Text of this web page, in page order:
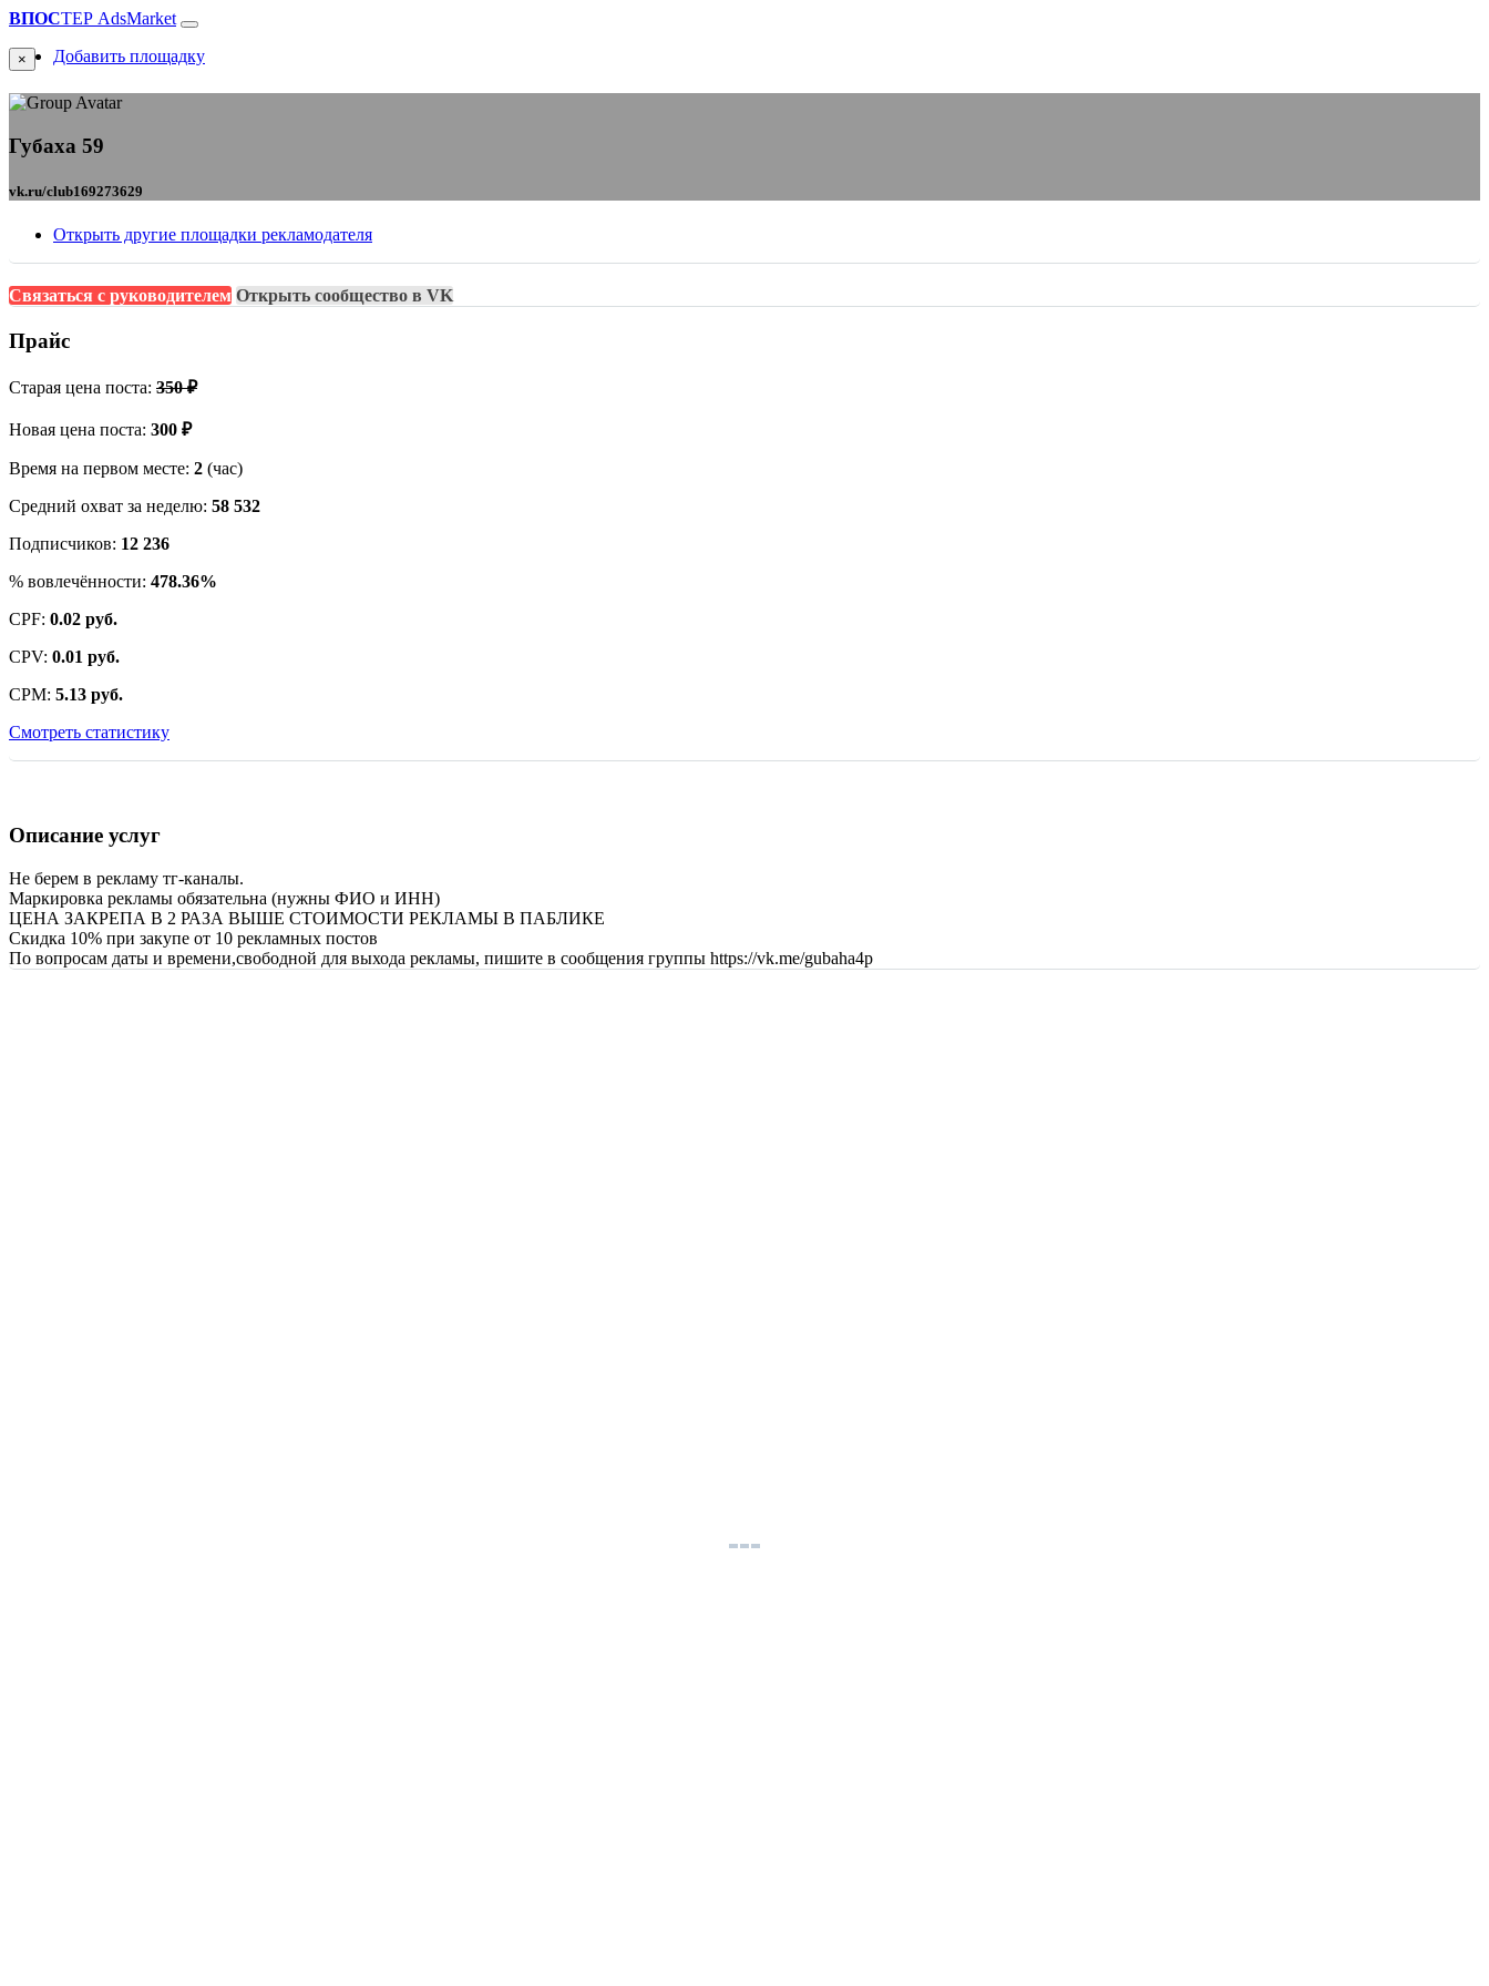
ВПОСТЕР AdsMarket
Добавить площадку
×
Губаха 59
vk.ru/club169273629
Открыть другие площадки рекламодателя
Связаться с руководителем Открыть сообщество в VK
Прайс
Старая цена поста: 350 ₽
Новая цена поста: 300 ₽
Время на первом месте: 2 (час)
Средний охват за неделю: 58 532
Подписчиков: 12 236
% вовлечённости: 478.36%
CPF: 0.02 руб.
CPV: 0.01 руб.
CPM: 5.13 руб.
Смотреть статистику
Описание услуг
Не берем в рекламу тг-каналы.
Маркировка рекламы обязательна (нужны ФИО и ИНН)
ЦЕНА ЗАКРЕПА В 2 РАЗА ВЫШЕ СТОИМОСТИ РЕКЛАМЫ В ПАБЛИКЕ
Скидка 10% при закупе от 10 рекламных постов
По вопросам даты и времени,свободной для выхода рекламы, пишите в сообщения группы https://vk.me/gubaha4p